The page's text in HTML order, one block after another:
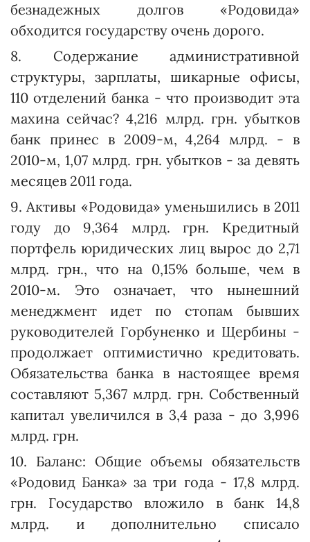
безнадежных долгов «Родовида»
обходится государству очень дорого.
8. Содержание административной
структуры, зарплаты, шикарные офисы,
110 отделений банка - что производит эта
махина сейчас? 4,216 млрд. грн. убытков
банк принес в 2009-м, 4,264 млрд. - в
2010-м, 1,07 млрд. грн. убытков - за девять
месяцев 2011 года.
9. Активы «Родовида» уменьшились в 2011
году до 9,364 млрд. грн. Кредитный
портфель юридических лиц вырос до 2,71
млрд. грн., что на 0,15% больше, чем в
2010-м. Это означает, что нынешний
менеджмент идет по стопам бывших
руководителей Горбунен­ко и Щербины -
продолжает оптимистично кредитовать.
Обяза­тельства банка в настоящее время
составляют 5,367 млрд. грн. Собственный
капитал увеличился в 3,4 раза - до 3,996
млрд. грн.
10. Баланс: Общие объемы обязательств
«Родовид Банка» за три года - 17,8 млрд.
грн. Государство вложило в банк 14,8
млрд. и дополнительно списало